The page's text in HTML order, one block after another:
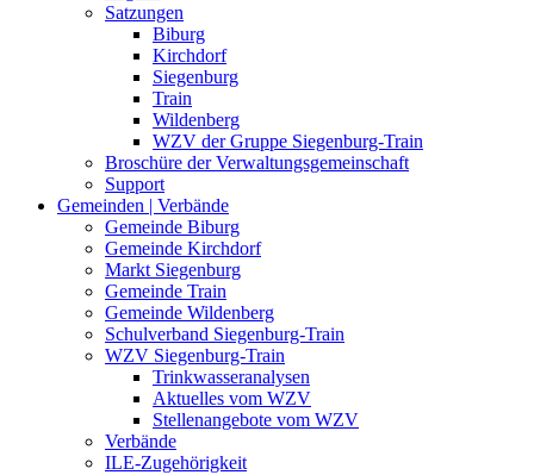
Satzungen
Biburg
Kirchdorf
Siegenburg
Train
Wildenberg
WZV der Gruppe Siegenburg-Train
Broschüre der Verwaltungsgemeinschaft
Support
Gemeinden | Verbände
Gemeinde Biburg
Gemeinde Kirchdorf
Markt Siegenburg
Gemeinde Train
Gemeinde Wildenberg
Schulverband Siegenburg-Train
WZV Siegenburg-Train
Trinkwasseranalysen
Aktuelles vom WZV
Stellenangebote vom WZV
Verbände
ILE-Zugehörigkeit